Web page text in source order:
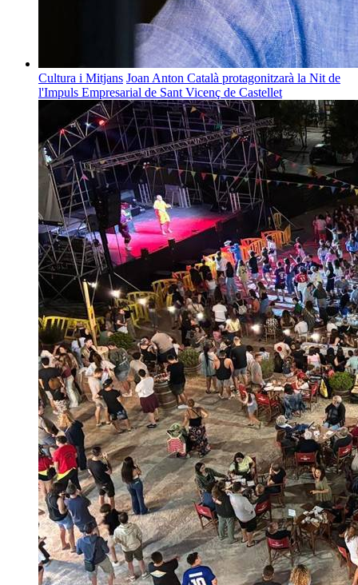
Cultura i Mitjans Joan Anton Català protagonitzarà la Nit de
l'Impuls Empresarial de Sant Vicenç de Castellet